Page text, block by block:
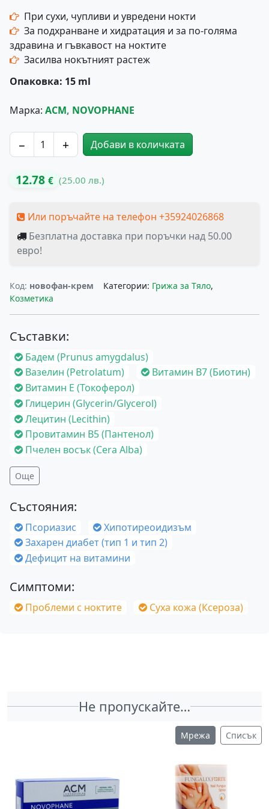
При сухи, чупливи и увредени нокти
За подхранване и хидратация и за по-голяма
здравина и гъвкавост на ноктите
Засилва нокътният растеж
Опаковка: 15 ml
Марка: ACM, NOVOPHANE
количество за ACM NOVOPHANE - Крем за Нокти
− + Добави в количката
12.78 € (25.00 лв.)
Или поръчайте на телефон +35924026868
Безплатна доставка при поръчки над 50.00
евро!
Код: новофан-крем Категории: Грижа за Тяло,
Козметика
Съставки:
Бадем (Prunus amygdalus)
Вазелин (Petrolatum)
Витамин B7 (Биотин)
Витамин E (Токоферол)
Глицерин (Glycerin/Glycerol)
Лецитин (Lecithin)
Провитамин B5 (Пантенол)
Пчелен восък (Cera Alba)
Още
Състояния:
Псориазис
Хипотиреоидизъм
Захарен диабет (тип 1 и тип 2)
Дефицит на витамини
Симптоми:
Проблеми с ноктите Суха кожа (Ксероза)
Не пропускайте…
Мрежа Списък